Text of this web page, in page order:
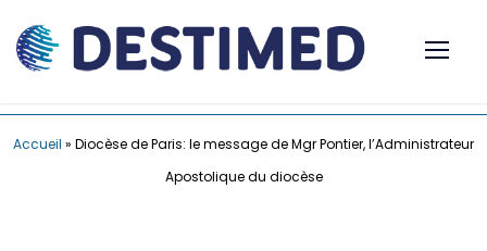
Accueil » Diocèse de Paris: le message de Mgr Pontier, l’Administrateur
Apostolique du diocèse